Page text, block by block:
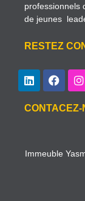
professionnels
de jeunes
RESTEZ
CONTACEZ-
Immeuble